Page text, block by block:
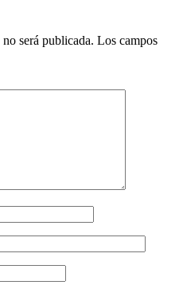
será publicada. Los campos